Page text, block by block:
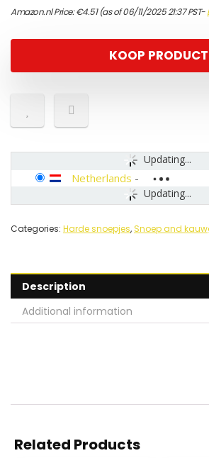
Amazon.nl Price:€4.51(as of 06/11/2025 21:37 PST-
KOOP PRODUCT
Updating...
Updating...
Netherlands -
Categories: Harde snoepjes, Snoep and
Description
Additional information
Related Products